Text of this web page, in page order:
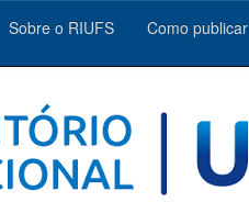
Sobre o RIUFS Como publicar